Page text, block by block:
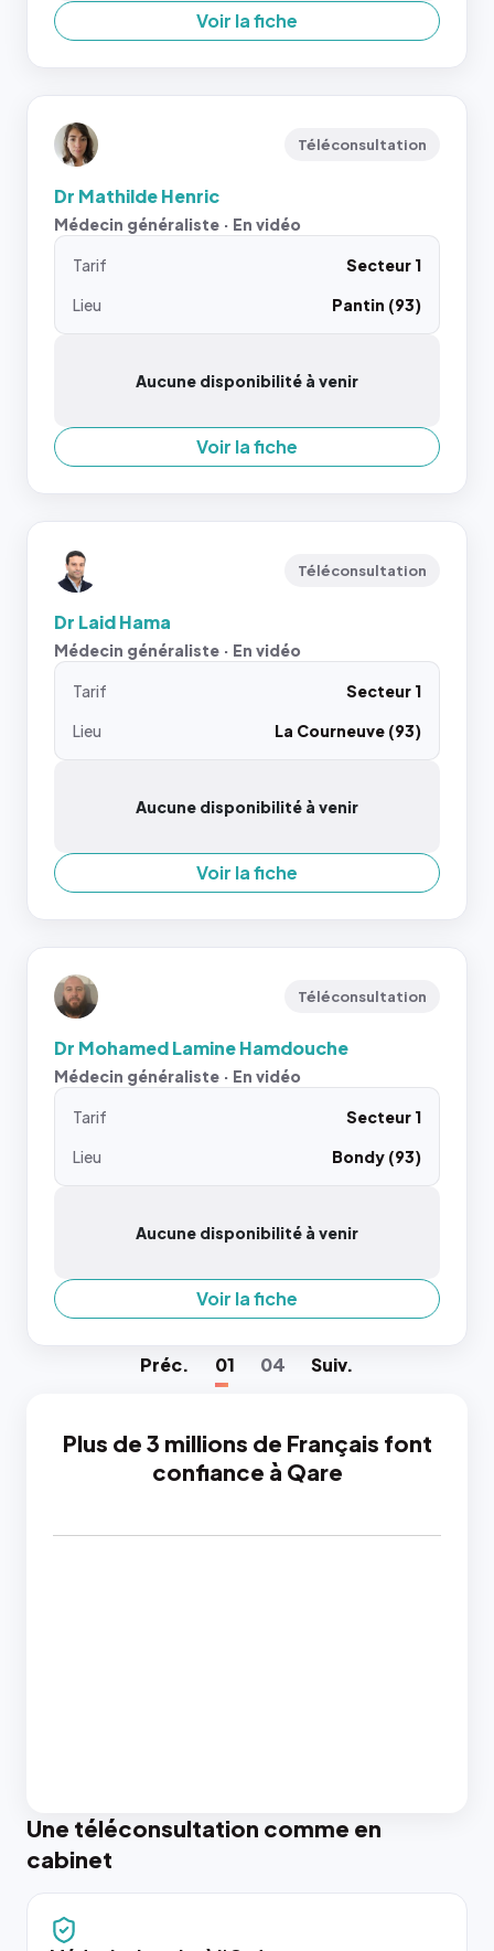
Voir la fiche
Téléconsultation
Dr Mathilde Henric
Médecin généraliste · En vidéo
Tarif
Secteur 1
Lieu
Pantin (93)
Aucune disponibilité à venir
Voir la fiche
Téléconsultation
Dr Laid Hama
Médecin généraliste · En vidéo
Tarif
Secteur 1
Lieu
La Courneuve (93)
Aucune disponibilité à venir
Voir la fiche
Téléconsultation
Dr Mohamed Lamine Hamdouche
Médecin généraliste · En vidéo
Tarif
Secteur 1
Lieu
Bondy (93)
Aucune disponibilité à venir
Voir la fiche
Préc. 01 04 Suiv.
Plus de 3 millions de Français font
confiance à Qare
Une téléconsultation comme en
cabinet